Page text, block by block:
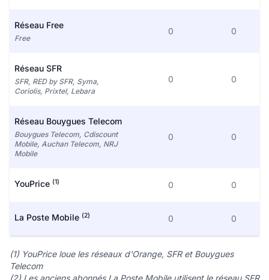
Réseau Free
Free
0 0
Réseau SFR
SFR, RED by SFR, Syma,
Coriolis, Prixtel, Lebara
0 0
Réseau Bouygues Telecom
Bouygues Telecom, Cdiscount
Mobile, Auchan Telecom, NRJ
Mobile
0 0
YouPrice (1) 0 0
La Poste Mobile (2) 0 0
(1) YouPrice loue les réseaux d'Orange, SFR et Bouygues
Telecom
(2) Les anciens abonnés La Poste Mobile utilisent le réseau SFR